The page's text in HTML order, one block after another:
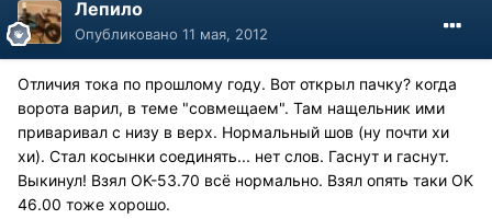
Лепило
Опубликовано 11 мая, 2012
Отличия тока по прошлому году. Вот открыл пачку? когда
ворота варил, в теме "совмещаем". Там нащельник ими
приваривал с низу в верх. Нормальный шов (ну почти хи
хи). Стал косынки соединять... нет слов. Гаснут и гаснут.
Выкинул! Взял OK-53.70 всё нормально. Взял опять таки OK
46.00 тоже хорошо.